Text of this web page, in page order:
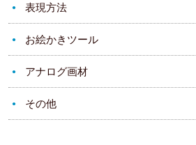
表現方法
お絵かきツール
アナログ画材
その他